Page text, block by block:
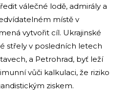
válečné lodě, admirály a
místě v
vytvořit cíl. Ukrajinské
střely v posledních letech
a Petrohrad, byť leží
vůči kalkulaci, že riziko
ziskem.